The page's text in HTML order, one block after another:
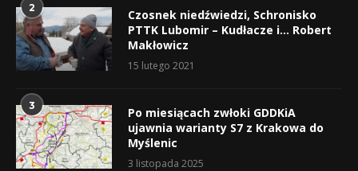
2
Czosnek niedźwiedzi, Schronisko
PTTK Lubomir – Kudłacze i… Robert
Makłowicz
15 lutego 2021
3
Po miesiącach zwłoki GDDKiA
ujawnia warianty S7 z Krakowa do
Myślenic
3 listopada 2025